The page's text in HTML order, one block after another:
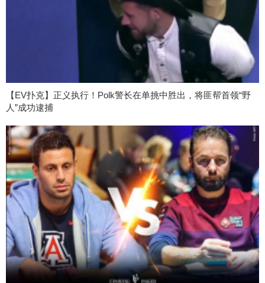
【EV扑克】正义执行！Polk警长在单挑中胜出，将匪帮首领“野
人”成功逮捕